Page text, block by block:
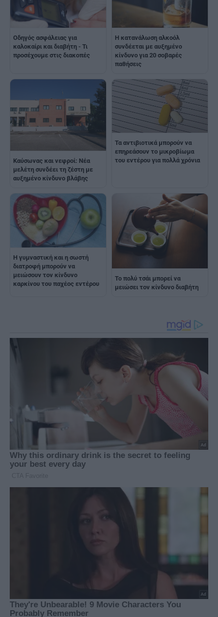
Οδηγός ασφάλειας για
καλοκαίρι και διαβήτη - Τι
προσέχουμε στις διακοπές
Η κατανάλωση αλκοόλ
συνδέεται με αυξημένο
κίνδυνο για 20 σοβαρές
παθήσεις
Καύσωνας και νεφροί: Νέα
μελέτη συνδέει τη ζέστη με
αυξημένο κίνδυνο βλάβης
Τα αντιβιοτικά μπορούν να
επηρεάσουν το μικροβίωμα
του εντέρου για πολλά χρόνια
Η γυμναστική και η σωστή
διατροφή μπορούν να
μειώσουν τον κίνδυνο
καρκίνου του παχέος εντέρου
Το πολύ τσάι μπορεί να
μειώσει τον κίνδυνο διαβήτη